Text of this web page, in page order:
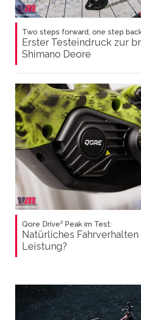
Two steps forward, one step
Erster Testeindruck zur
Shimano Deore
Qore Drive³ Peak im Test:
Natürliches
Leistung?